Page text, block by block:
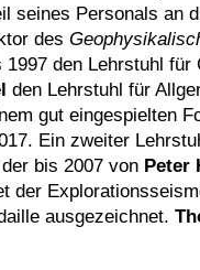
seines Personals an
des
den Lehrstuhl für
den Lehrstuhl für
gut eingespielten
Ein zweiter
bis 2007 von Peter
der
ausgezeichnet.